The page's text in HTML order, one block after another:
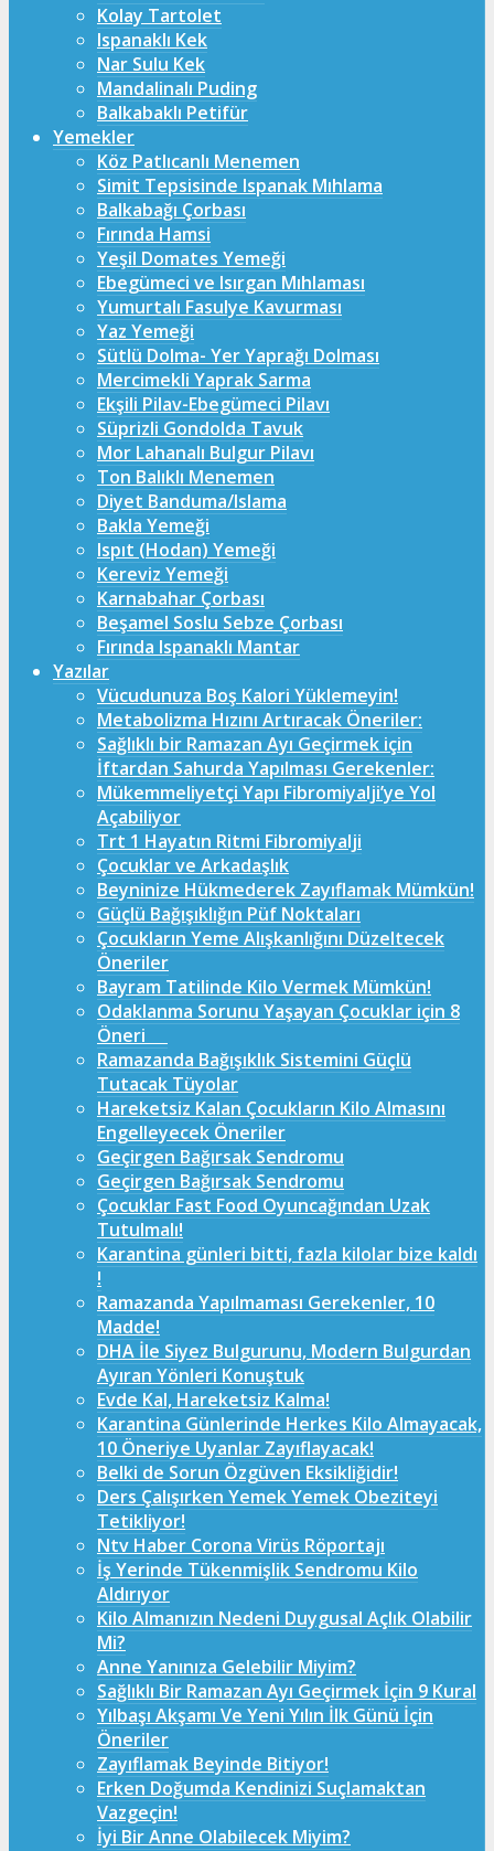
Kolay Tartolet
Ispanaklı Kek
Nar Sulu Kek
Mandalinalı Puding
Balkabaklı Petifür
Yemekler
Köz Patlıcanlı Menemen
Simit Tepsisinde Ispanak Mıhlama
Balkabağı Çorbası
Fırında Hamsi
Yeşil Domates Yemeği
Ebegümeci ve Isırgan Mıhlaması
Yumurtalı Fasulye Kavurması
Yaz Yemeği
Sütlü Dolma- Yer Yaprağı Dolması
Mercimekli Yaprak Sarma
Ekşili Pilav-Ebegümeci Pilavı
Süprizli Gondolda Tavuk
Mor Lahanalı Bulgur Pilavı
Ton Balıklı Menemen
Diyet Banduma/Islama
Bakla Yemeği
Ispıt (Hodan) Yemeği
Kereviz Yemeği
Karnabahar Çorbası
Beşamel Soslu Sebze Çorbası
Fırında Ispanaklı Mantar
Yazılar
Vücudunuza Boş Kalori Yüklemeyin!
Metabolizma Hızını Artıracak Öneriler:
Sağlıklı bir Ramazan Ayı Geçirmek için
İftardan Sahurda Yapılması Gerekenler:
Mükemmeliyetçi Yapı Fibromiyalji’ye Yol
Açabiliyor
Trt 1 Hayatın Ritmi Fibromiyalji
Çocuklar ve Arkadaşlık
Beyninize Hükmederek Zayıflamak Mümkün!
Güçlü Bağışıklığın Püf Noktaları
Çocukların Yeme Alışkanlığını Düzeltecek
Öneriler
Bayram Tatilinde Kilo Vermek Mümkün!
Odaklanma Sorunu Yaşayan Çocuklar için 8
Öneri
Ramazanda Bağışıklık Sistemini Güçlü
Tutacak Tüyolar
Hareketsiz Kalan Çocukların Kilo Almasını
Engelleyecek Öneriler
Geçirgen Bağırsak Sendromu
Geçirgen Bağırsak Sendromu
Çocuklar Fast Food Oyuncağından Uzak
Tutulmalı!
Karantina günleri bitti, fazla kilolar bize kaldı
!
Ramazanda Yapılmaması Gerekenler, 10
Madde!
DHA İle Siyez Bulgurunu, Modern Bulgurdan
Ayıran Yönleri Konuştuk
Evde Kal, Hareketsiz Kalma!
Karantina Günlerinde Herkes Kilo Almayacak,
10 Öneriye Uyanlar Zayıflayacak!
Belki de Sorun Özgüven Eksikliğidir!
Ders Çalışırken Yemek Yemek Obeziteyi
Tetikliyor!
Ntv Haber Corona Virüs Röportajı
İş Yerinde Tükenmişlik Sendromu Kilo
Aldırıyor
Kilo Almanızın Nedeni Duygusal Açlık Olabilir
Mi?
Anne Yanınıza Gelebilir Miyim?
Sağlıklı Bir Ramazan Ayı Geçirmek İçin 9 Kural
Yılbaşı Akşamı Ve Yeni Yılın İlk Günü İçin
Öneriler
Zayıflamak Beyinde Bitiyor!
Erken Doğumda Kendinizi Suçlamaktan
Vazgeçin!
İyi Bir Anne Olabilecek Miyim?